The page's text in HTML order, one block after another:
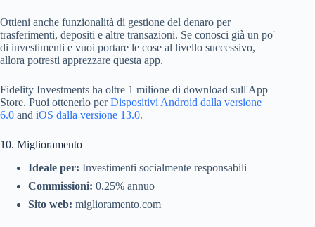
Ottieni anche funzionalità di gestione del denaro per
trasferimenti, depositi e altre transazioni. Se conosci già un po'
di investimenti e vuoi portare le cose al livello successivo,
allora potresti apprezzare questa app.
Fidelity Investments ha oltre 1 milione di download sull'App
Store. Puoi ottenerlo perDispositivi Android dalla versione
6.0 and iOS dalla versione 13.0.
10. Miglioramento
Ideale per: Investimenti socialmente responsabili
Commissioni: 0.25% annuo
Sito web: miglioramento.com